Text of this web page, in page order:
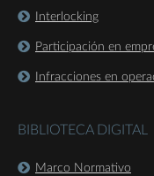
Interlocking
Participación en
Infracciones en
BIBLIOTECA DIGITAL
Marco Normativo